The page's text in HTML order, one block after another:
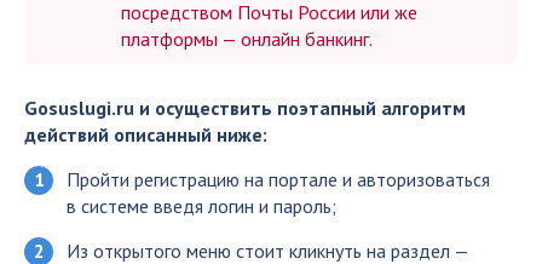
посредством Почты России или же
платформы — онлайн банкинг.
Gosuslugi.ru и осуществить поэтапный алгоритм
действий описанный ниже:
Пройти регистрацию на портале и авторизоваться
в системе введя логин и пароль;
Из открытого меню стоит кликнуть на раздел —